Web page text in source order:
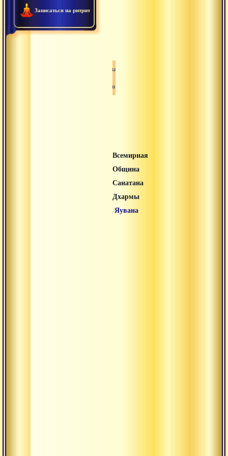
Записаться на ритрит
Санатана дхарма
Йога
Всемирная
Община
Санатана
Дхармы
/Яувана